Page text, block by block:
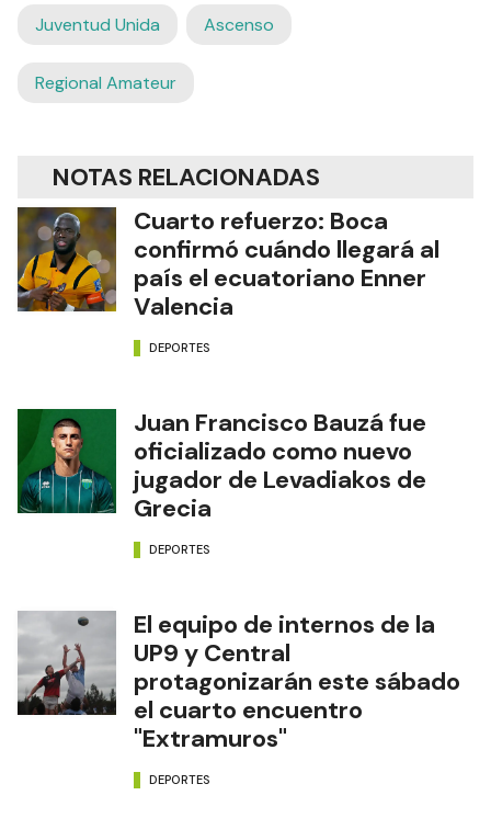
Juventud Unida Ascenso
Regional Amateur
NOTAS RELACIONADAS
Cuarto refuerzo: Boca
confirmó cuándo llegará al
país el ecuatoriano Enner
Valencia
DEPORTES
Juan Francisco Bauzá fue
oficializado como nuevo
jugador de Levadiakos de
Grecia
DEPORTES
El equipo de internos de la
UP9 y Central
protagonizarán este sábado
el cuarto encuentro
"Extramuros"
DEPORTES